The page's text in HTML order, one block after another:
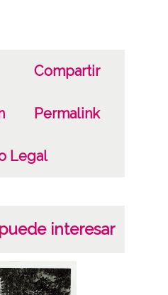
Compartir
Permalink
Legal
interesar